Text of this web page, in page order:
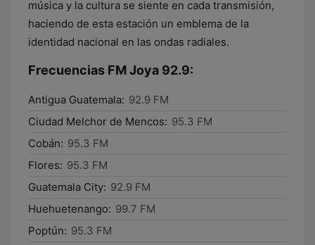
música y la cultura se siente en cada transmisión,
haciendo de esta estación un emblema de la
identidad nacional en las ondas radiales.
Frecuencias FM Joya 92.9:
Antigua Guatemala: 92.9 FM
Ciudad Melchor de Mencos: 95.3 FM
Cobán: 95.3 FM
Flores: 95.3 FM
Guatemala City: 92.9 FM
Huehuetenango: 99.7 FM
Poptún: 95.3 FM